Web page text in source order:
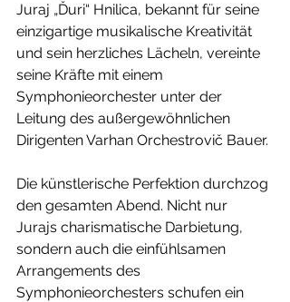
Juraj „Ďuri“ Hnilica, bekannt für seine
einzigartige musikalische Kreativität
und sein herzliches Lächeln, vereinte
seine Kräfte mit einem
Symphonieorchester unter der
Leitung des außergewöhnlichen
Dirigenten Varhan Orchestrovič Bauer.
Die künstlerische Perfektion durchzog
den gesamten Abend. Nicht nur
Jurajs charismatische Darbietung,
sondern auch die einfühlsamen
Arrangements des
Symphonieorchesters schufen ein